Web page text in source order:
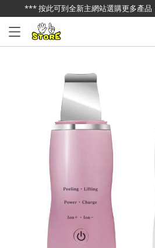
*** 按此可到全新主網站選購更多產
已加入購物車